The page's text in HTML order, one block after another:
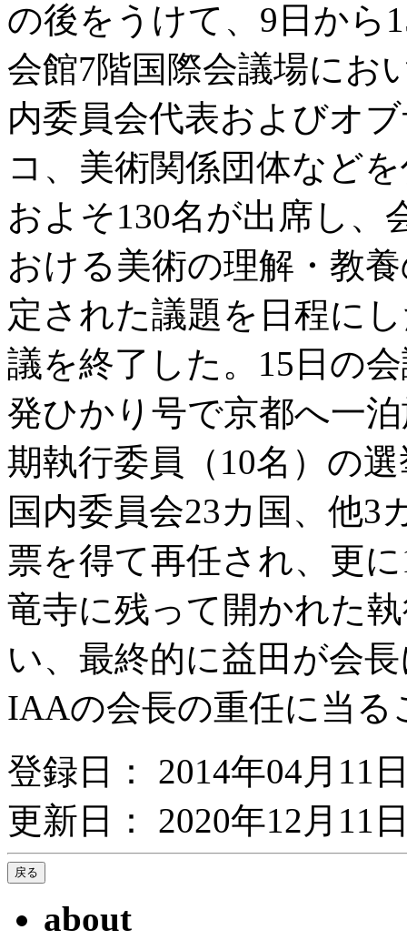
の後をうけて、9日から
会館7階国際会議場にお
内委員会代表およびオ
コ、美術関係団体など
およそ130名が出席し、
おける美術の理解・教
定された議題を日程に
議を終了した。15日の
発ひかり号で京都へ一
期執行委員（10名）の
国内委員会23カ国、他3
票を得て再任され、更
竜寺に残って開かれた
い、最終的に益田が会
IAAの会長の重任に当る
登録日： 2014年04月11
更新日： 2020年12月11
about